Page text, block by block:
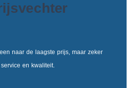
naar de laagste prijs, maar zeker
en kwaliteit.